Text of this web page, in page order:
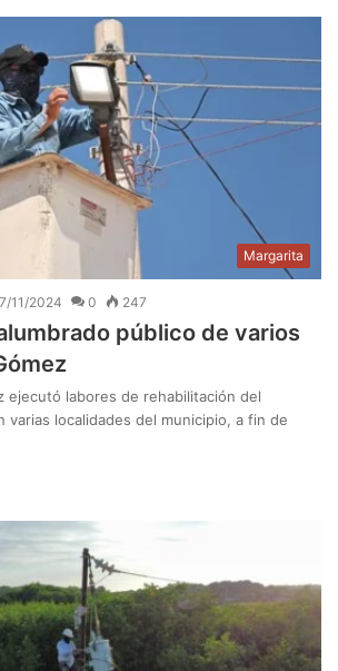
Margarita
11/2024 0 247
público de varios
ejecutó labores de rehabilitación del
varias localidades del municipio, a fin de